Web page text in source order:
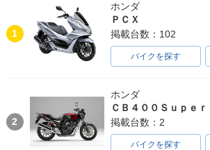
1
ホンダ
ＰＣＸ
掲載台数：102
バイクを探す
2
ホンダ
掲載台数：2
バイクを探す